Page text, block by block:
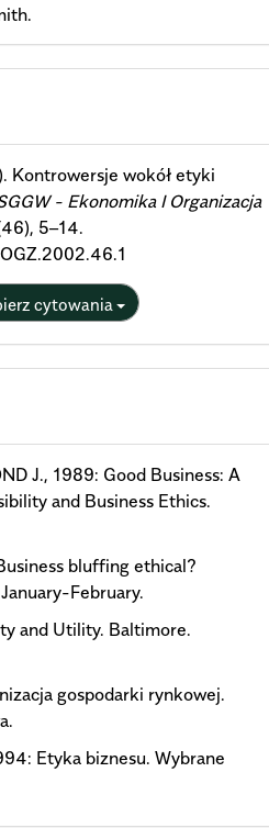
Kontrowersje wokół etyki
- Ekonomika I Organizacja
5–14.
cytowania
J., 1989: Good Business: A
and Business Ethics.
bluffing ethical?
February.
and Utility. Baltimore.
gospodarki rynkowej.
Etyka biznesu. Wybrane